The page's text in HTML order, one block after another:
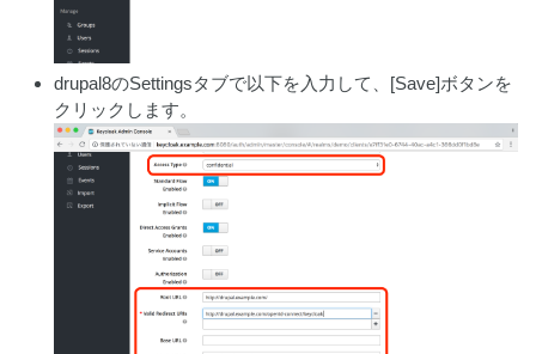
drupal8のSettingsタブで以下を入力して、[Save]ボタンを
クリックします。